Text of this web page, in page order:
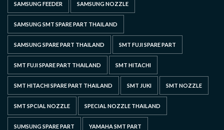
SAMSUNG FEEDER SAMSUNG NOZZLE
SAMSUNG SMT SPARE PART THAILAND
SAMSUNG SPARE PART THAILAND SMT FUJI SPARE PART
SMT FUJI SPARE PART THAILAND SMT HITACHI
SMT HITACHI SPARE PART THAILAND SMT JUKI SMT NOZZLE
SMT SPCIAL NOZZLE SPECIAL NOZZLE THAILAND
SUMSUNG SPARE PART YAMAHA SMT PART